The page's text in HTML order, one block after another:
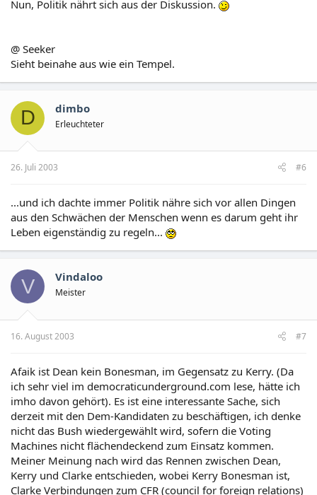
Nun, Politik nährt sich aus der Diskussion.
@ Seeker
Sieht beinahe aus wie ein Tempel.
D dimbo
Erleuchteter
26. Juli 2003 #6
...und ich dachte immer Politik nähre sich vor allen Dingen
aus den Schwächen der Menschen wenn es darum geht ihr
Leben eigenständig zu regeln...
V Vindaloo
Meister
16. August 2003 #7
Afaik ist Dean kein Bonesman, im Gegensatz zu Kerry. (Da
ich sehr viel im democraticunderground.com lese, hätte ich
imho davon gehört). Es ist eine interessante Sache, sich
derzeit mit den Dem-Kandidaten zu beschäftigen, ich denke
nicht das Bush wiedergewählt wird, sofern die Voting
Machines nicht flächendeckend zum Einsatz kommen.
Meiner Meinung nach wird das Rennen zwischen Dean,
Kerry und Clarke entschieden, wobei Kerry Bonesman ist,
Clarke Verbindungen zum CFR (council for foreign relations)